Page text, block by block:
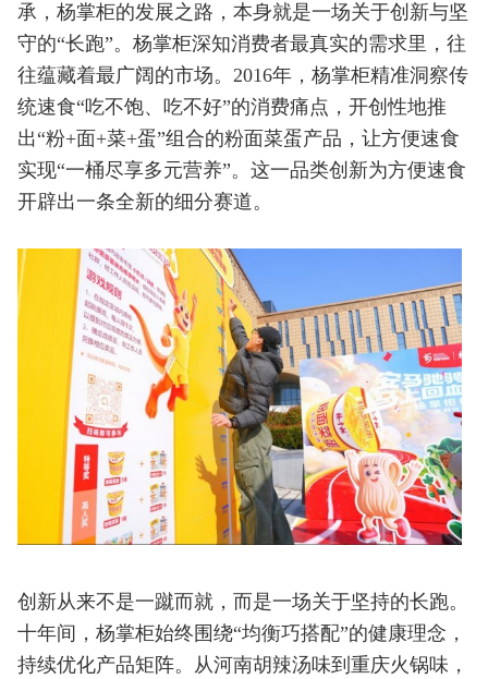
承，杨掌柜的发展之路，本身就是一场关于创新与坚
守的“长跑”。杨掌柜深知消费者最真实的需求里，往
往蕴藏着最广阔的市场。2016年，杨掌柜精准洞察传
统速食“吃不饱、吃不好”的消费痛点，开创性地推
出“粉+面+菜+蛋”组合的粉面菜蛋产品，让方便速食
实现“一桶尽享多元营养”。这一品类创新为方便速食
开辟出一条全新的细分赛道。
创新从来不是一蹴而就，而是一场关于坚持的长跑。
十年间，杨掌柜始终围绕“均衡巧搭配”的健康理念，
持续优化产品矩阵。从河南胡辣汤味到重庆火锅味，